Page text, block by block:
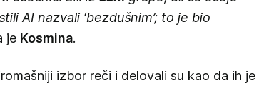
AI nazvali ‘bezdušnim’; to je bio
je Kosmina.
izbor reči i delovali su kao da ih je